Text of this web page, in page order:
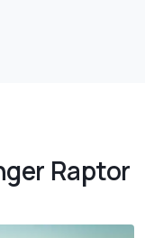
Raptor